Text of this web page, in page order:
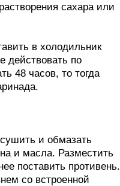
сахара или
в холодильник
действовать по
48 часов, то тогда
и обмазать
и масла. Разместить
поставить противень.
со встроенной